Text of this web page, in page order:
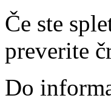
Če ste
preverite
Do